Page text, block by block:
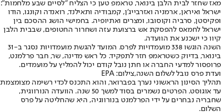
מאז שחזר לבית הלבן בינואר, טראמפ טען כי הצליח ״לסיים שבע מלחמות״:
ישראל ואיראן, ארמניה ואזרבייג׳ן, קמבודיה ותאילנד, רואנדה וקונגו, הודו
ופקיסטן, סרביה וקוסובו, ומצרים ואתיופיה. בחמישי הושג ההסכם בין
ישראל לחמאס להפסקת אש ברצועת עזה ושחרור החטופים, שבבית הלבן
קיוו כי ישכנע את הוועדה.
השנה הוגשו 338 מועמדויות לפרס. המועד להגשת מועמדויות נסגר ב-31
בינואר, בדיוק כשטראמפ חזר לתפקיד. כל ראש מדינה, שר, חבר פרלמנט,
פרופסור למדעי החברה או חתן נובל קודם יכול להמליץ על מועמדים.
ועדת פרס נובל לשלום השנה,צילום: EPA
תהליך הסינון הראשוני נערך בפברואר, והוא התכנס לכדי רשימה מצומצמת
עד אוגוסט. הפרטים נשמרים בסוד למשך 50 שנה. הוועדה הנורווגית,
שחבריה נבחרים על ידי הפרלמנט בנורווגיה, היא שהחליטה על פרס
השלום.